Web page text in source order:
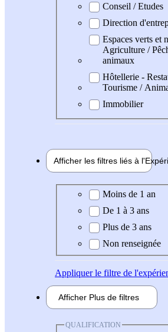
Conseil / Etudes
Direction
Espaces verts et
Agriculture /
animaux
Hôtellerie -
Tourisme /
Immobilier
Afficher les filtres liés à l'
Expérience demandée
Moins de 1 an
De 1 à 3 ans
Plus de 3 ans
Non renseignée
Appliquerle filtre de
Afficher Plus de filtres
QUALIFICATION